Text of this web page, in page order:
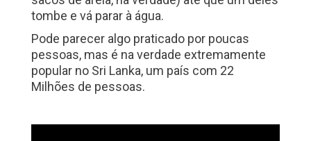
tombe e vá parar à água.
Pode parecer algo praticado por poucas
pessoas, mas é na verdade extremamente
popular no Sri Lanka, um país com 22
Milhões de pessoas.